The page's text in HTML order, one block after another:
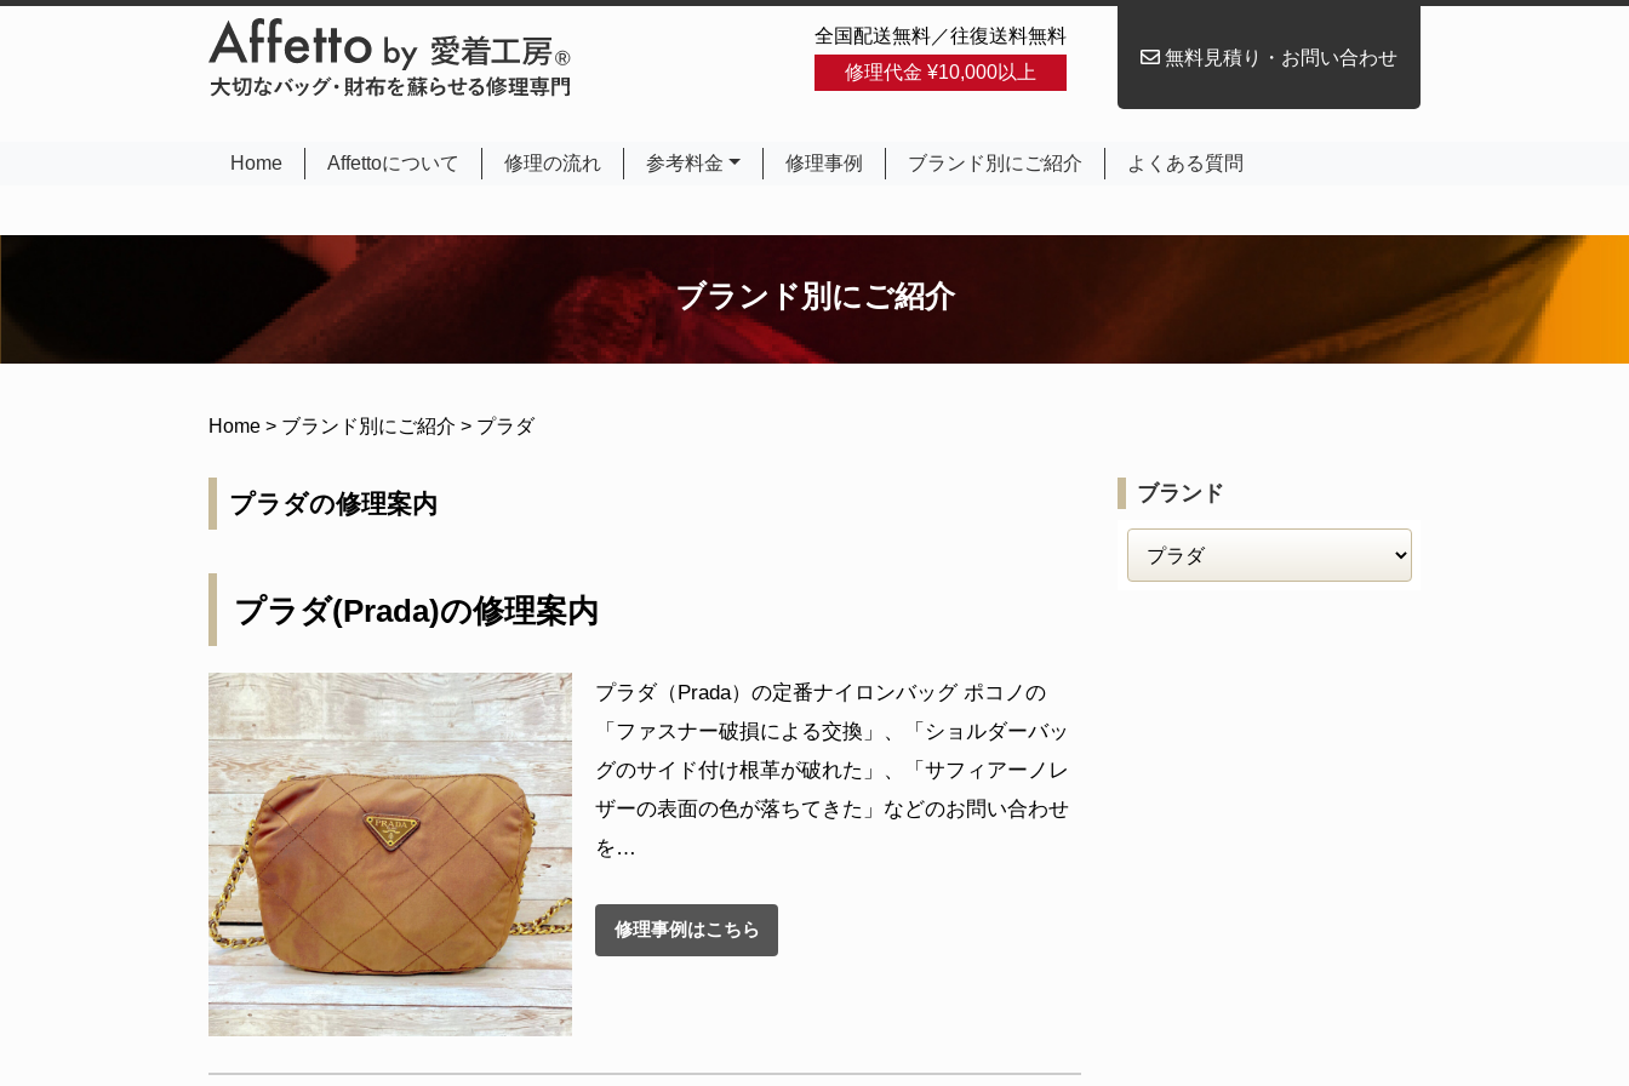
全国配送無料／往復送料無料
修理代金 ¥10,000以上
無料見積り・お問い合わせ
Home(current)Affettoについて 修理の流れ 参考料金 修理事例 ブランド別にご紹介 よくある質問
ブランド別にご紹介
Home > ブランド別にご紹介 > プラダ
プラダの修理案内
プラダ(Prada)の修理案内
プラダ（Prada）の定番ナイロンバッグ ポコノの
「ファスナー破損による交換」、「ショルダーバッ
グのサイド付け根革が破れた」、「サフィアーノレ
ザーの表面の色が落ちてきた」などのお問い合わせ
を…
修理事例はこちら
ブランド